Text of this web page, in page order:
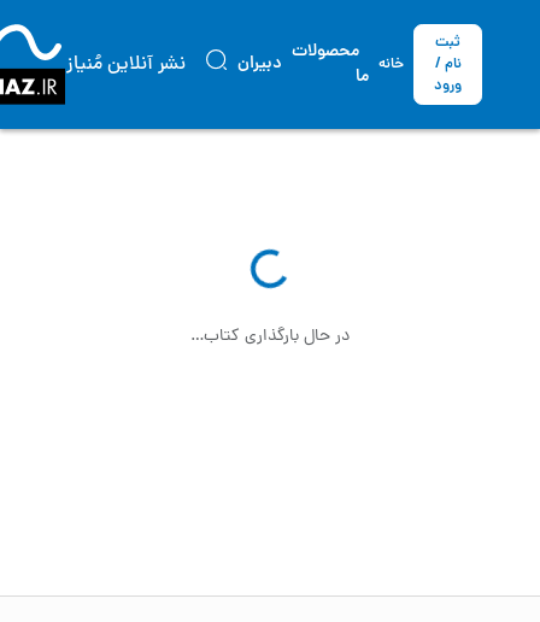
ثبت
نام /
ورود
خانه
محصولات
ما
دبیران نشر آنلاین مُنیاز
در حال بارگذاری کتاب…